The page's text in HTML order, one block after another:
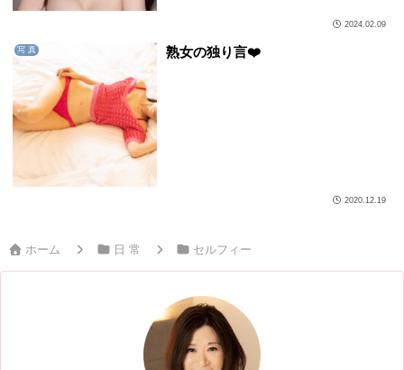
2024.02.09
写 真 熟女の独り言❤️
2020.12.19
ホーム 日 常 セルフィー